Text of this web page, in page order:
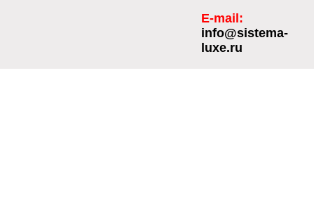
E-mail:
info@sistema-
luxe.ru